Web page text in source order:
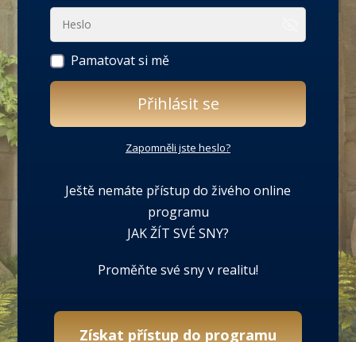
Pamatovat si mě
Přihlásit se
Zapomněli jste heslo?
Ještě nemáte přístup do živého online
programu
JAK ŽÍT SVÉ SNY?
Proměňte své sny v realitu!
Získat přístup do programu